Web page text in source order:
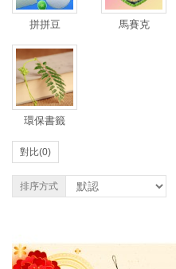
拼拼豆 馬賽克
環保書籤
對比(0)
排序方式